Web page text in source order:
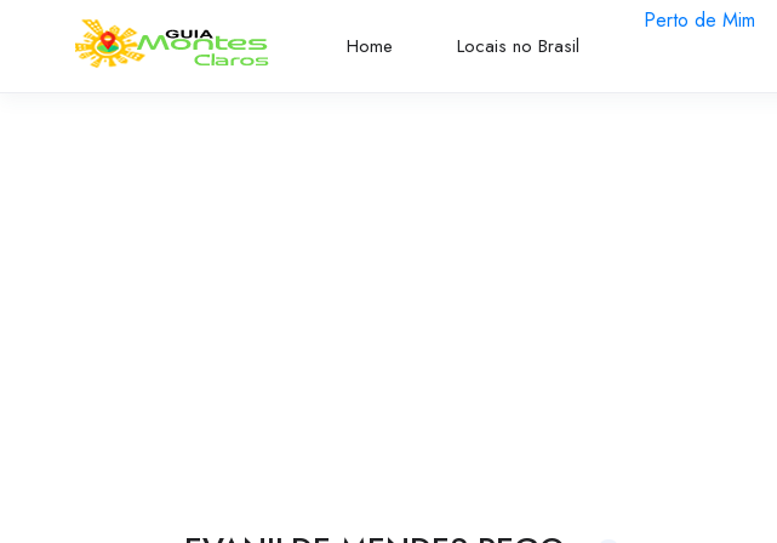
Home Locais no Brasil
Perto de Mim